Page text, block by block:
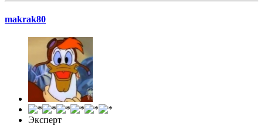
makrak80
Эксперт